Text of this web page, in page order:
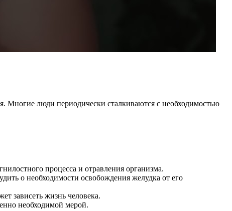
Многие люди периодически сталкиваются с необходимостью
процесса и отравления организма.
о необходимости освобождения желудка от его
зависеть жизнь человека.
необходимой мерой.